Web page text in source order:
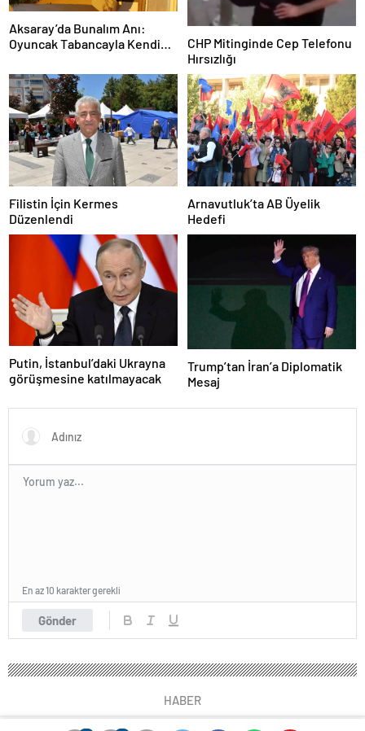
Aksaray’da Bunalım Anı:
Oyuncak Tabancayla Kendine
CHP Mitinginde Cep Telefonu
Hırsızlığı
Filistin İçin Kermes
Düzenlendi
Arnavutluk’ta AB Üyelik
Hedefi
Putin, İstanbul’daki Ukrayna
görüşmesine katılmayacak
Trump’tan İran’a Diplomatik
Mesaj
Gönder
En az 10 karakter gerekli
HABER